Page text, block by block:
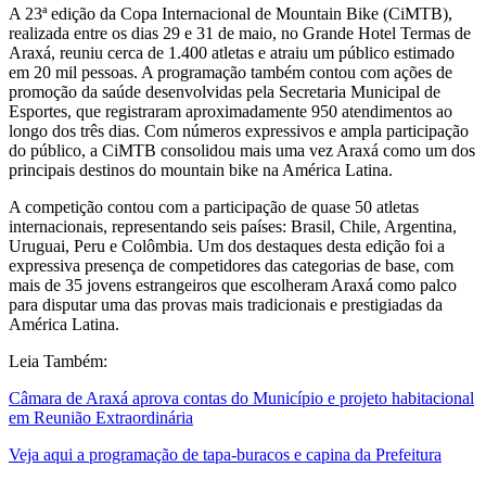
A 23ª edição da Copa Internacional de Mountain Bike (CiMTB),
realizada entre os dias 29 e 31 de maio, no Grande Hotel Termas de
Araxá, reuniu cerca de 1.400 atletas e atraiu um público estimado
em 20 mil pessoas. A programação também contou com ações de
promoção da saúde desenvolvidas pela Secretaria Municipal de
Esportes, que registraram aproximadamente 950 atendimentos ao
longo dos três dias. Com números expressivos e ampla participação
do público, a CiMTB consolidou mais uma vez Araxá como um dos
principais destinos do mountain bike na América Latina.
A competição contou com a participação de quase 50 atletas
internacionais, representando seis países: Brasil, Chile, Argentina,
Uruguai, Peru e Colômbia. Um dos destaques desta edição foi a
expressiva presença de competidores das categorias de base, com
mais de 35 jovens estrangeiros que escolheram Araxá como palco
para disputar uma das provas mais tradicionais e prestigiadas da
América Latina.
Leia Também:
Câmara de Araxá aprova contas do Município e projeto habitacional
em Reunião Extraordinária
Veja aqui a programação de tapa-buracos e capina da Prefeitura